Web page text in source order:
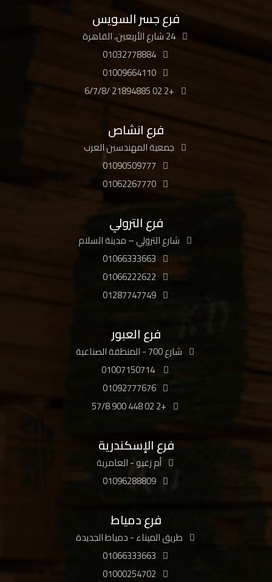
فرع جسر السويس
24 شارع الأربعين، القاهرة
01032778884
01009664110
+2 02 21894885 /6/7/8
فرع انشاص
جمعية المهندسين العرب
01090509777
01062267770
فرع الترولي
شارع الترولي – مدينة السلام
01066333663
01066222622
01287747749
فرع العبور
شارع 700 - المنطقة الصناعية
01092777676
+2 02 448 900 57/8
فرع الإسكندرية
أم زغيو - العامرية
01096288809
فرع دمياط
طريق الميناء - دمياط الجديدة
01066333663
01000254702